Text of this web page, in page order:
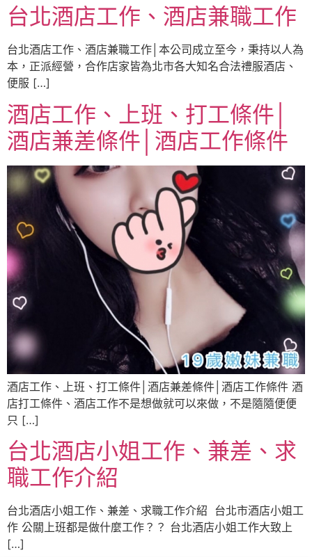
台北酒店工作、酒店兼職工作
台北酒店工作、酒店兼職工作│本公司成立至今，秉持以人為
本，正派經營，合作店家皆為北市各大知名合法禮服酒店、
便服 […]
酒店工作、上班、打工條件│
酒店兼差條件│酒店工作條件
酒店工作、上班、打工條件│酒店兼差條件│酒店工作條件 酒
店打工條件、酒店工作不是想做就可以來做，不是隨隨便便
只 […]
台北酒店小姐工作、兼差、求
職工作介紹
台北酒店小姐工作、兼差、求職工作介紹 台北市酒店小姐工
作 公關上班都是做什麼工作？？ 台北酒店小姐工作大致上
[…]